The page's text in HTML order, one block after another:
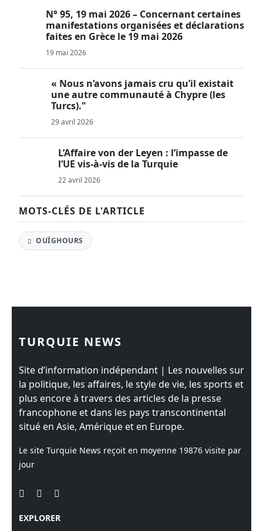
N° 95, 19 mai 2026 – Concernant certaines
manifestations organisées et déclarations
faites en Grèce le 19 mai 2026
19 mai 2026
« Nous n’avons jamais cru qu’il existait
une autre communauté à Chypre (les
Turcs)."
29 avril 2026
L’Affaire von der Leyen : l’impasse de
l’UE vis-à-vis de la Turquie
22 avril 2026
MOTS-CLÉS DE L'ARTICLE
OUÏGHOURS
TURQUIE NEWS
Site d’information indépendant | Les nouvelles sur
la politique, les affaires, le style de vie, les sports et
plus encore à travers des articles de la presse
francophone et dans les pays transcontinental
situé en Asie, Amérique et en Europe.
Le site Turquie News reçoit en moyenne 19876 visite par
jour
EXPLORER